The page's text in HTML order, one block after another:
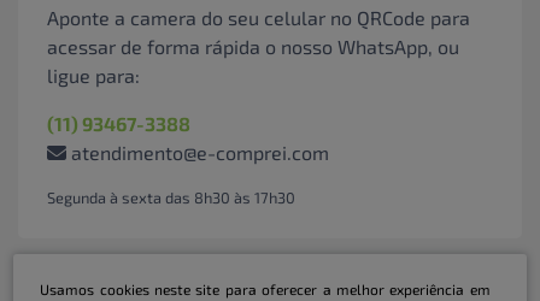
Aponte a camera do seu celular no QRCode para
acessar de forma rápida o nosso WhatsApp, ou
ligue para:
(11) 93467-3388
atendimento@e-comprei.com
Segunda à sexta das 8h30 às 17h30
Usamos cookies neste site para oferecer a melhor experiência em